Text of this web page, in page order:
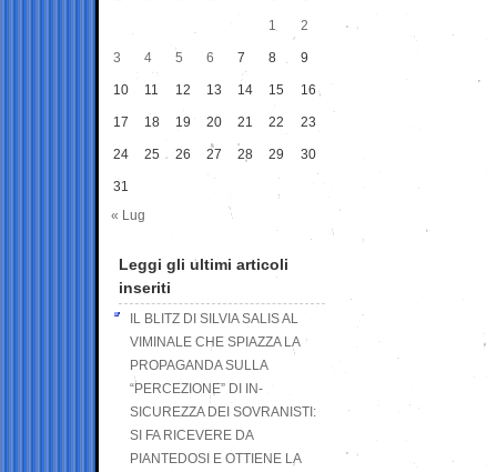
1
2
3 4 5 6 7 8 9
10 11 12 13 14 15 16
17 18 19 20 21 22 23
24 25 26 27 28 29 30
31
« Lug
Leggi gli ultimi articoli
inseriti
IL BLITZ DI SILVIA SALIS AL
VIMINALE CHE SPIAZZA LA
PROPAGANDA SULLA
“PERCEZIONE” DI IN-
SICUREZZA DEI SOVRANISTI:
SI FA RICEVERE DA
PIANTEDOSI E OTTIENE LA